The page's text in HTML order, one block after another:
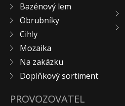
Bazénový lem
Obrubníky
Cihly
Mozaika
Na zakázku
Doplňkový sortiment
PROVOZOVATEL